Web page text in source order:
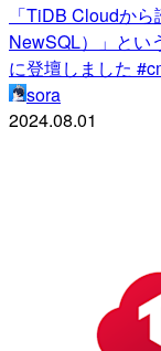
「TiDB Cloudか
NewSQL）」とい
に登壇しました
sora
2024.08.01